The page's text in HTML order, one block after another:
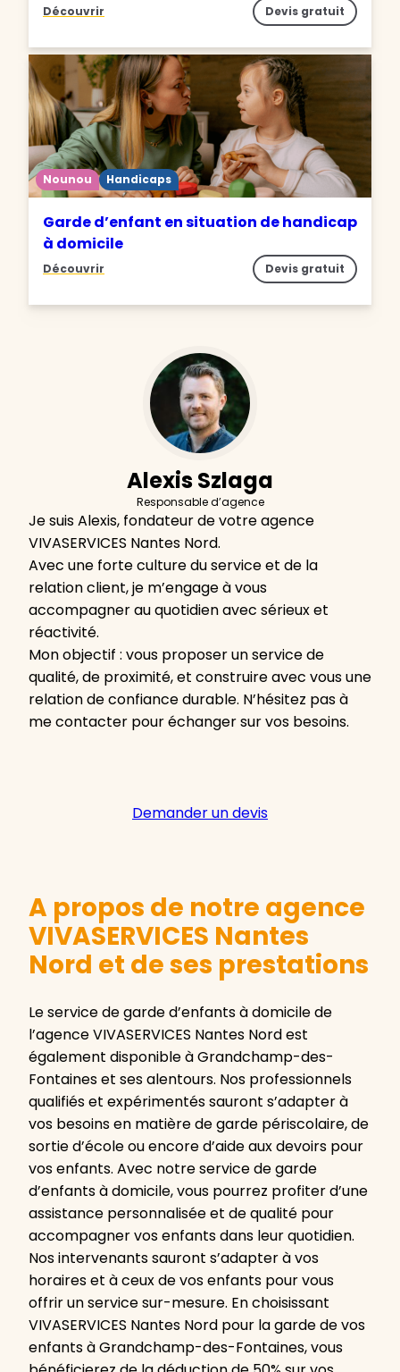
Découvrir Devis gratuit
Nounou Handicaps
Garde d’enfant en situation de handicap
à domicile
Découvrir Devis gratuit
Alexis Szlaga
Responsable d’agence
Je suis Alexis, fondateur de votre agence
VIVASERVICES Nantes Nord.
Avec une forte culture du service et de la
relation client, je m’engage à vous
accompagner au quotidien avec sérieux et
réactivité.
Mon objectif : vous proposer un service de
qualité, de proximité, et construire avec vous une
relation de confiance durable. N’hésitez pas à
me contacter pour échanger sur vos besoins.
Demander un devis
A propos de notre agence
VIVASERVICES Nantes
Nord et de ses prestations
Le service de garde d’enfants à domicile de
l’agence VIVASERVICES Nantes Nord est
également disponible à Grandchamp-des-
Fontaines et ses alentours. Nos professionnels
qualifiés et expérimentés sauront s’adapter à
vos besoins en matière de garde périscolaire, de
sortie d’école ou encore d’aide aux devoirs pour
vos enfants. Avec notre service de garde
d’enfants à domicile, vous pourrez profiter d’une
assistance personnalisée et de qualité pour
accompagner vos enfants dans leur quotidien.
Nos intervenants sauront s’adapter à vos
horaires et à ceux de vos enfants pour vous
offrir un service sur-mesure. En choisissant
VIVASERVICES Nantes Nord pour la garde de vos
enfants à Grandchamp-des-Fontaines, vous